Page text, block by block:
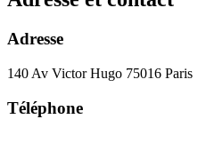
Adresse
140 Av Victor Hugo 75016 Paris
Téléphone